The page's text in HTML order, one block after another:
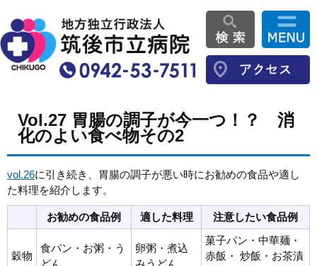
Vol.27 胃腸の調子が今一つ！？ 消
化のよい食べ物その2
vol.26に引き続き、胃腸の調子が悪い時にお勧めの食品や適し
た料理を紹介します。
お勧めの食品例 適した料理 注意したい食品例
穀物
食パン・お粥・う
どん
卵粥・煮込
みうどん
菓子パン・中華麺・
赤飯・ 炒飯・お茶漬